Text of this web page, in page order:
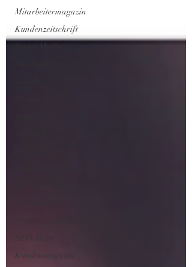
Mitarbeitermagazin
Kundenzeitschrift
Social Media
SEO-Texte
Kundenmagazin